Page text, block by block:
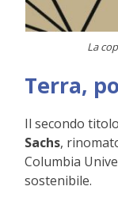
La
Terra,
Il secondo
Sachs,
Columbia
sostenibile.